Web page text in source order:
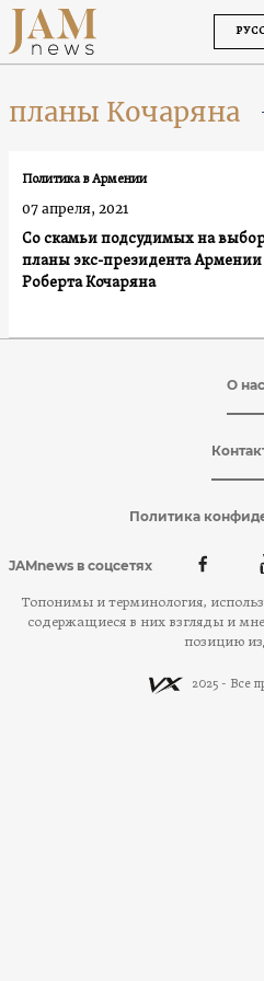
планы Кочаряна
Со скамьи подсудимых на
планы экс-президента Армении
Роберта Кочаряна
Политика в Армении
07 апреля, 2021
О нас
Политика
JAMnews в соцсетях
Топонимы и терминология,
содержащиеся в них взгляды и
позицию
2025 - Все